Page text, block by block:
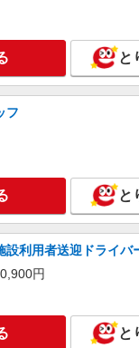
ークCW 大阪支店/
齢者向けマンションstaff
時給1700円 ◆前
大阪府箕面市
駅◆サ高住スタッフ◆
×残業なし
時給1600円〜2250円
太春寺/宝珠院近く
と
フ
と
設利用者送迎ドライバ
円
と